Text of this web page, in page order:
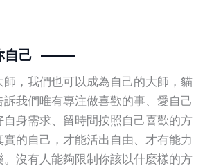
自己
，我們也可以成為自己的大師，貓
我們唯有專注做喜歡的事、愛自己
自身需求、留時間按照自己喜歡的方
的自己，才能活出自由、才有能力
沒有人能夠限制你該以什麼樣的方